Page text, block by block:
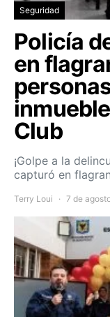
Seguridad
Policía
en
Club
¡Golpe a la
capturó en
Terry Loui 7 de